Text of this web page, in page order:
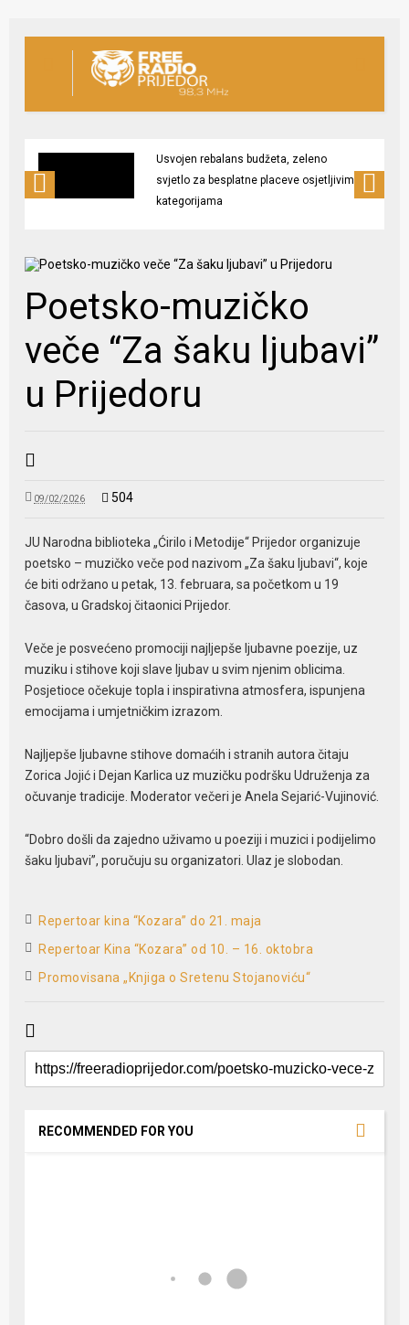
Usvojen rebalans budžeta, zeleno
svjetlo za besplatne placeve osjetljivim
kategorijama
Poetsko-muzičko
veče “Za šaku ljubavi”
u Prijedoru
09/02/2026 504
JU Narodna biblioteka „Ćirilo i Metodije“ Prijedor organizuje
poetsko – muzičko veče pod nazivom „Za šaku ljubavi“, koje
će biti održano u petak, 13. februara, sa početkom u 19
časova, u Gradskoj čitaonici Prijedor.
Veče je posvećeno promociji najljepše ljubavne poezije, uz
muziku i stihove koji slave ljubav u svim njenim oblicima.
Posjetioce očekuje topla i inspirativna atmosfera, ispunjena
emocijama i umjetničkim izrazom.
Najljepše ljubavne stihove domaćih i stranih autora čitaju
Zorica Jojić i Dejan Karlica uz muzičku podršku Udruženja za
očuvanje tradicije. Moderator večeri je Anela Sejarić-Vujinović.
“Dobro došli da zajedno uživamo u poeziji i muzici i podijelimo
šaku ljubavi”, poručuju su organizatori. Ulaz je slobodan.
Repertoar kina “Kozara” do 21. maja
Repertoar Kina “Kozara” od 10. – 16. oktobra
Promovisana „Knjiga o Sretenu Stojanoviću“
RECOMMENDED FOR YOU